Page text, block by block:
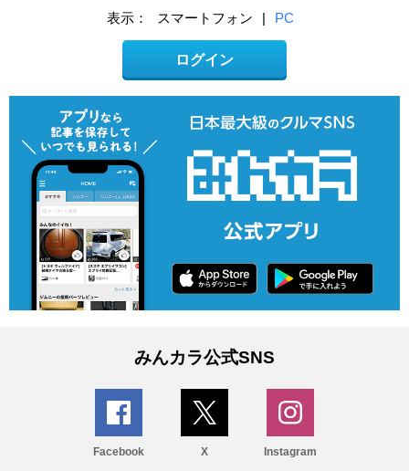
表示： スマートフォン | PC
ログイン
みんカラ公式SNS
Facebook X Instagram